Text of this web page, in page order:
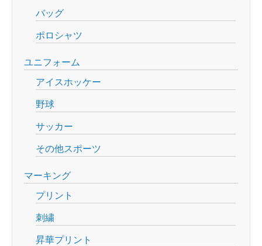
バッグ
ポロシャツ
ユニフォーム
アイスホッケー
野球
サッカー
その他スポーツ
マーキング
プリント
刺繍
昇華プリント